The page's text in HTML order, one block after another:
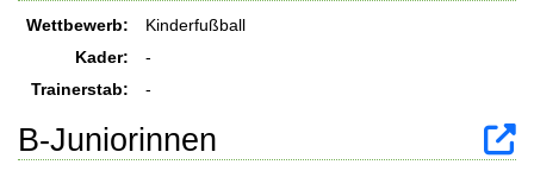
Wettbewerb:
Kinderfußball
Kader:
-
Trainerstab:
-
B-Juniorinnen